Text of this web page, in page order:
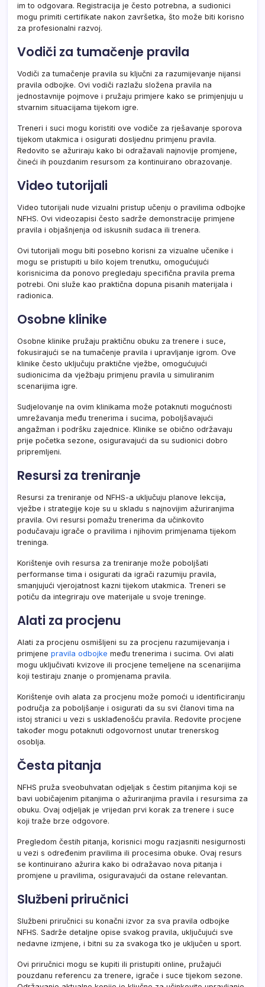
im to odgovara. Registracija je često potrebna, a sudionici
mogu primiti certifikate nakon završetka, što može biti korisno
za profesionalni razvoj.
Vodiči za tumačenje pravila
Vodiči za tumačenje pravila su ključni za razumijevanje nijansi
pravila odbojke. Ovi vodiči razlažu složena pravila na
jednostavnije pojmove i pružaju primjere kako se primjenjuju u
stvarnim situacijama tijekom igre.
Treneri i suci mogu koristiti ove vodiče za rješavanje sporova
tijekom utakmica i osigurati dosljednu primjenu pravila.
Redovito se ažuriraju kako bi odražavali najnovije promjene,
čineći ih pouzdanim resursom za kontinuirano obrazovanje.
Video tutorijali
Video tutorijali nude vizualni pristup učenju o pravilima odbojke
NFHS. Ovi videozapisi često sadrže demonstracije primjene
pravila i objašnjenja od iskusnih sudaca ili trenera.
Ovi tutorijali mogu biti posebno korisni za vizualne učenike i
mogu se pristupiti u bilo kojem trenutku, omogućujući
korisnicima da ponovo pregledaju specifična pravila prema
potrebi. Oni služe kao praktična dopuna pisanih materijala i
radionica.
Osobne klinike
Osobne klinike pružaju praktičnu obuku za trenere i suce,
fokusirajući se na tumačenje pravila i upravljanje igrom. Ove
klinike često uključuju praktične vježbe, omogućujući
sudionicima da vježbaju primjenu pravila u simuliranim
scenarijima igre.
Sudjelovanje na ovim klinikama može potaknuti mogućnosti
umrežavanja među trenerima i sucima, poboljšavajući
angažman i podršku zajednice. Klinike se obično održavaju
prije početka sezone, osiguravajući da su sudionici dobro
pripremljeni.
Resursi za treniranje
Resursi za treniranje od NFHS-a uključuju planove lekcija,
vježbe i strategije koje su u skladu s najnovijim ažuriranjima
pravila. Ovi resursi pomažu trenerima da učinkovito
podučavaju igrače o pravilima i njihovim primjenama tijekom
treninga.
Korištenje ovih resursa za treniranje može poboljšati
performanse tima i osigurati da igrači razumiju pravila,
smanjujući vjerojatnost kazni tijekom utakmica. Treneri se
potiču da integriraju ove materijale u svoje treninge.
Alati za procjenu
Alati za procjenu osmišljeni su za procjenu razumijevanja i
primjene pravila odbojke među trenerima i sucima. Ovi alati
mogu uključivati kvizove ili procjene temeljene na scenarijima
koji testiraju znanje o promjenama pravila.
Korištenje ovih alata za procjenu može pomoći u identificiranju
područja za poboljšanje i osigurati da su svi članovi tima na
istoj stranici u vezi s usklađenošću pravila. Redovite procjene
također mogu potaknuti odgovornost unutar trenerskog
osoblja.
Česta pitanja
NFHS pruža sveobuhvatan odjeljak s čestim pitanjima koji se
bavi uobičajenim pitanjima o ažuriranjima pravila i resursima za
obuku. Ovaj odjeljak je vrijedan prvi korak za trenere i suce
koji traže brze odgovore.
Pregledom čestih pitanja, korisnici mogu razjasniti nesigurnosti
u vezi s određenim pravilima ili procesima obuke. Ovaj resurs
se kontinuirano ažurira kako bi odražavao nova pitanja i
promjene u pravilima, osiguravajući da ostane relevantan.
Službeni priručnici
Službeni priručnici su konačni izvor za sva pravila odbojke
NFHS. Sadrže detaljne opise svakog pravila, uključujući sve
nedavne izmjene, i bitni su za svakoga tko je uključen u sport.
Ovi priručnici mogu se kupiti ili pristupiti online, pružajući
pouzdanu referencu za trenere, igrače i suce tijekom sezone.